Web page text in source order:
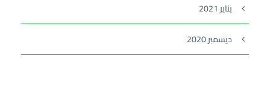
يناير 2021
ديسمبر 2020